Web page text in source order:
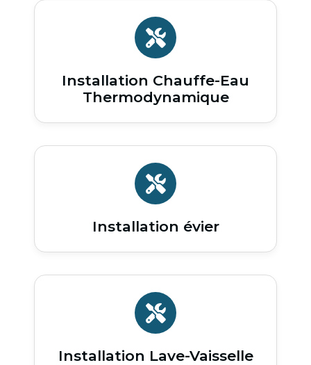
Installation Chauffe-Eau
Thermodynamique
Installation évier
Installation Lave-Vaisselle